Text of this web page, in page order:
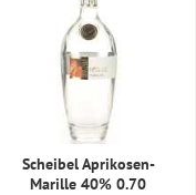
Scheibel Aprikosen-
Marille 40% 0.70